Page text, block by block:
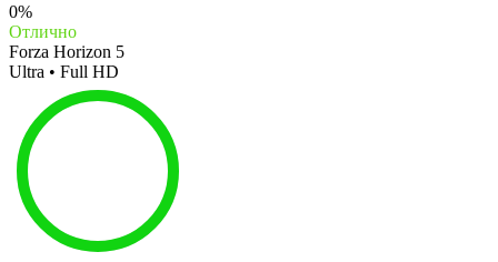
0%
Отлично
Forza Horizon 5
Ultra • Full HD